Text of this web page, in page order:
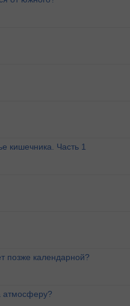
кишечника. Часть 1
позже календарной?
атмосферу?